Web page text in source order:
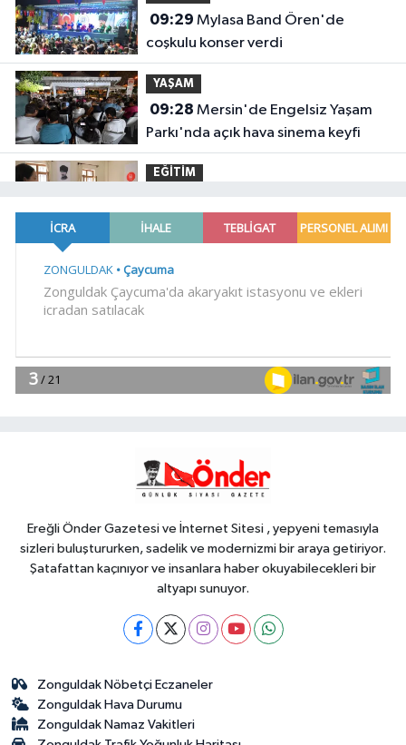
09:29
coşkulu konser verdi
YAŞAM
09:28
Parkı'nda açık hava sinema keyfi
EĞİTİM
etkili ebeveynlik eğitimi
09:22Bursa Osmangazi'de
09:15
Büyükkılıç'ı ağırladı
Ereğli Önder Gazetesi ve İnternet Sitesi , yepyeni temasıyla
sizleri buluştururken, sadelik ve modernizmi bir araya getiriyor.
Şatafattan kaçınıyor ve insanlara haber okuyabilecekleri bir
altyapı sunuyor.
Zonguldak Nöbetçi Eczaneler
Zonguldak Hava Durumu
Zonguldak Namaz Vakitleri